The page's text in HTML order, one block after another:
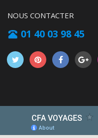
NOUS CONTACTER
01 40 03 98 45